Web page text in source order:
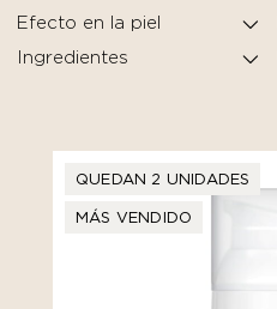
Efecto en la piel
Ingredientes
QUEDAN 2 UNIDADES
MÁS VENDIDO